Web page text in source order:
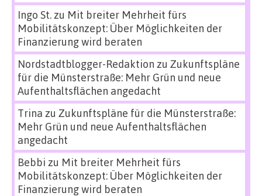
Ingo St.zu Mit breiter Mehrheit fürs
Mobilitätskonzept: Über Möglichkeiten der
Finanzierung wird beraten
Nordstadtblogger-Redaktion zu Zukunftspläne
für die Münsterstraße: Mehr Grün und neue
Aufenthaltsflächen angedacht
Trina zu Zukunftspläne für die Münsterstraße:
Mehr Grün und neue Aufenthaltsflächen
angedacht
Bebbi zu Mit breiter Mehrheit fürs
Mobilitätskonzept: Über Möglichkeiten der
Finanzierung wird beraten